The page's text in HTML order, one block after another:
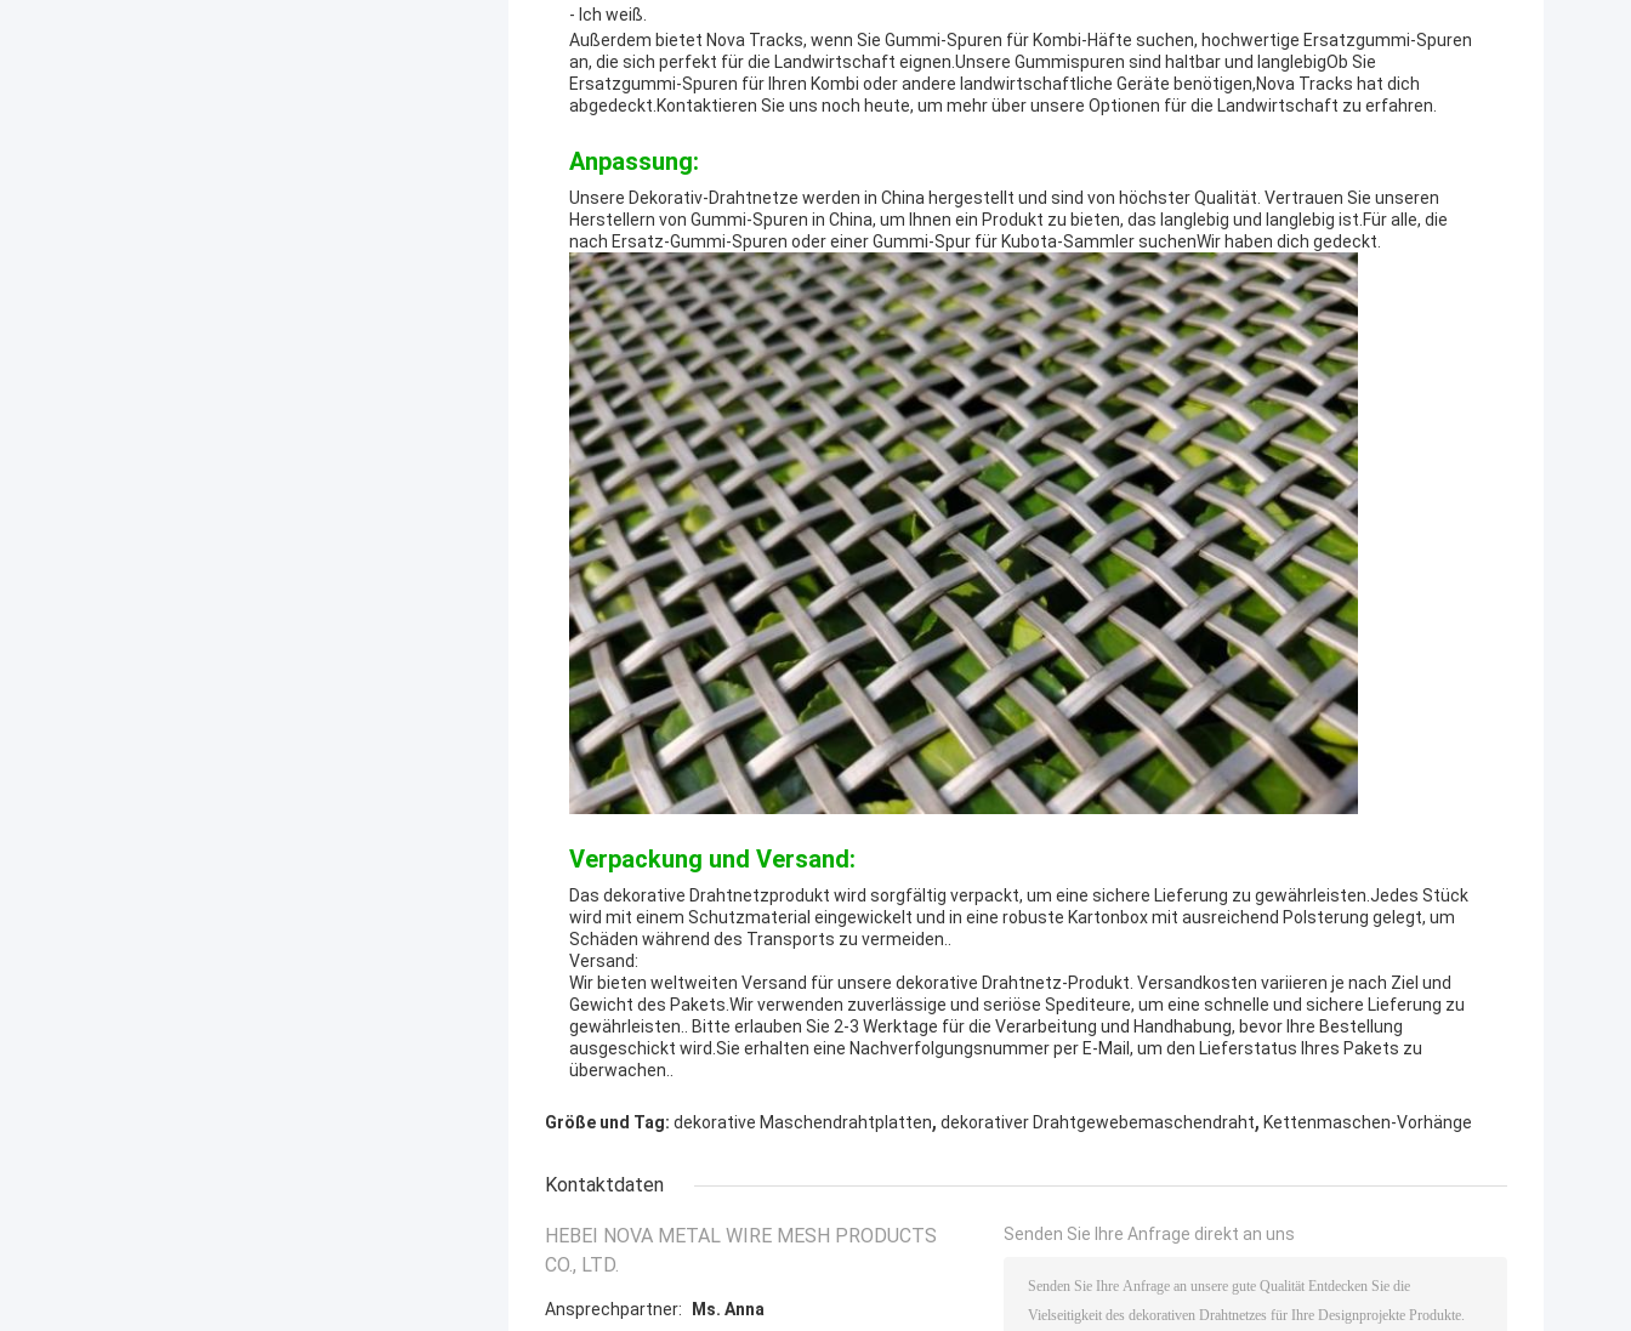
- Ich weiß.
Außerdem bietet Nova Tracks, wenn Sie Gummi-Spuren für Kombi-Häfte suchen, hochwertige Ersatzgummi-Spuren
an, die sich perfekt für die Landwirtschaft eignen.Unsere Gummispuren sind haltbar und langlebigOb Sie
Ersatzgummi-Spuren für Ihren Kombi oder andere landwirtschaftliche Geräte benötigen,Nova Tracks hat dich
abgedeckt.Kontaktieren Sie uns noch heute, um mehr über unsere Optionen für die Landwirtschaft zu erfahren.
Anpassung:
Unsere Dekorativ-Drahtnetze werden in China hergestellt und sind von höchster Qualität. Vertrauen Sie unseren
Herstellern von Gummi-Spuren in China, um Ihnen ein Produkt zu bieten, das langlebig und langlebig ist.Für alle, die
nach Ersatz-Gummi-Spuren oder einer Gummi-Spur für Kubota-Sammler suchenWir haben dich gedeckt.
Verpackung und Versand:
Das dekorative Drahtnetzprodukt wird sorgfältig verpackt, um eine sichere Lieferung zu gewährleisten.Jedes Stück
wird mit einem Schutzmaterial eingewickelt und in eine robuste Kartonbox mit ausreichend Polsterung gelegt, um
Schäden während des Transports zu vermeiden..
Versand:
Wir bieten weltweiten Versand für unsere dekorative Drahtnetz-Produkt. Versandkosten variieren je nach Ziel und
Gewicht des Pakets.Wir verwenden zuverlässige und seriöse Spediteure, um eine schnelle und sichere Lieferung zu
gewährleisten.. Bitte erlauben Sie 2-3 Werktage für die Verarbeitung und Handhabung, bevor Ihre Bestellung
ausgeschickt wird.Sie erhalten eine Nachverfolgungsnummer per E-Mail, um den Lieferstatus Ihres Pakets zu
überwachen..
Größe und Tag: dekorative Maschendrahtplatten, dekorativer Drahtgewebemaschendraht, Kettenmaschen-Vorhänge
Kontaktdaten
HEBEI NOVA METAL WIRE MESH PRODUCTS
CO., LTD.
Ansprechpartner: Ms. Anna
Senden Sie Ihre Anfrage direkt an uns